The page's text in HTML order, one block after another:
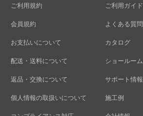
ご利用規約
会員規約
お支払いについて
配送・送料について
返品・交換について
個人情報の取扱いについて
ご利用ガイド
よくある質問
カタログ
ショールーム
サポート情報
施工例